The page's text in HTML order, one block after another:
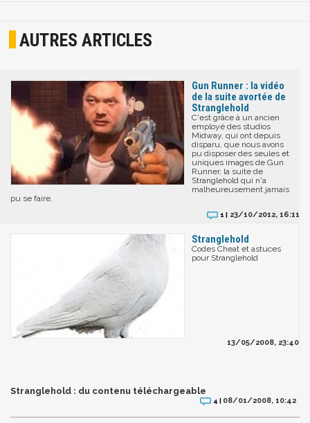
AUTRES ARTICLES
Gun Runner : la vidéo
de la suite avortée de
Stranglehold
C'est grâce à un ancien
employé des studios
Midway, qui ont depuis
disparu, que nous avons
pu disposer des seules et
uniques images de Gun
Runner, la suite de
Stranglehold qui n'a
malheureusement jamais
pu se faire.
1 | 23/10/2012, 16:11
Stranglehold
Codes Cheat et astuces
pour Stranglehold
13/05/2008, 23:40
Stranglehold : du contenu téléchargeable
4 | 08/01/2008, 10:42